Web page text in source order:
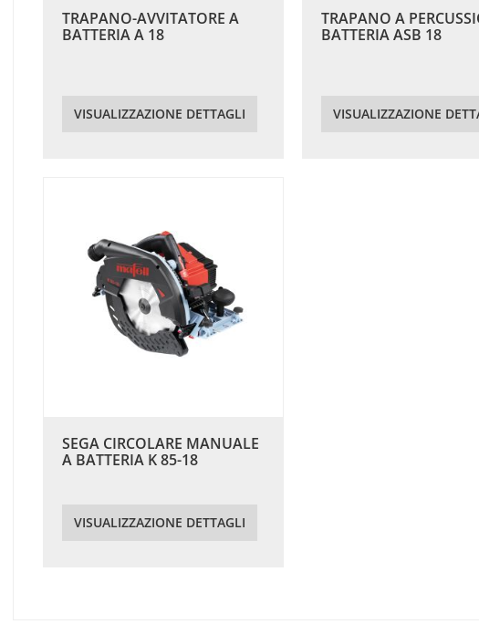
TRAPANO-AVVITATORE A
BATTERIA A 18
VISUALIZZAZIONE DETTAGLI
TRAPANO A
BATTERIA ASB 18
VISUALIZZAZIONE
SEGA CIRCOLARE MANUALE
A BATTERIA K 85-18
VISUALIZZAZIONE DETTAGLI